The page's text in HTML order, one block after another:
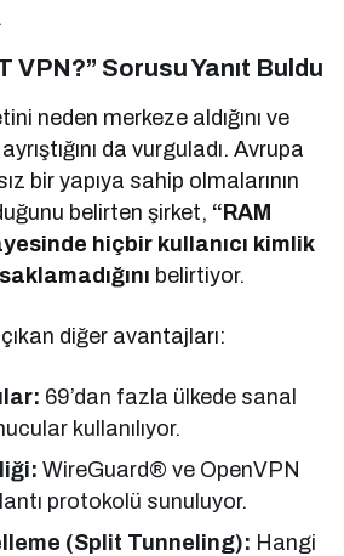
VPN?” Sorusu Yanıt Buldu
neden merkeze aldığını ve
da vurguladı. Avrupa
bir yapıya sahip olmalarının
belirten şirket, “RAM
hiçbir kullanıcı kimlik
belirtiyor.
diğer avantajları:
69’dan fazla ülkede sanal
kullanılıyor.
WireGuard® ve OpenVPN
protokolü sunuluyor.
(Split Tunneling): Hangi